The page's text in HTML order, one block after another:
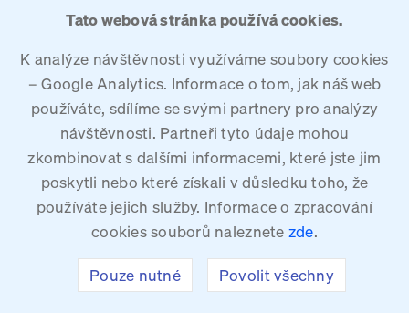
Tato webová stránka používá cookies.
K analýze návštěvnosti využíváme soubory cookies
– Google Analytics. Informace o tom, jak náš web
používáte, sdílíme se svými partnery pro analýzy
návštěvnosti. Partneři tyto údaje mohou
zkombinovat s dalšími informacemi, které jste jim
poskytli nebo které získali v důsledku toho, že
používáte jejich služby. Informace o zpracování
cookies souborů naleznete zde.
Pouze nutné Povolit všechny